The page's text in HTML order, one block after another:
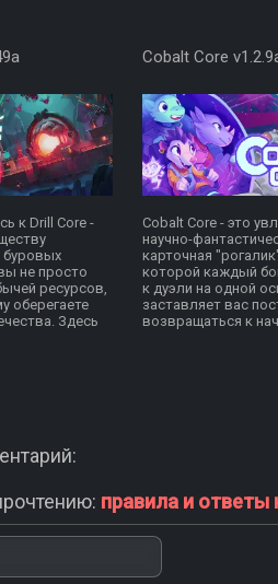
к Drill Core -
буровых
не просто
ресурсов,
оберегаете
Здесь
Cobalt Core
Cobalt Core - это
научно-
карточная
которой каждый
к дуэли на одной
заставляет вас
возвращаться к
правила и